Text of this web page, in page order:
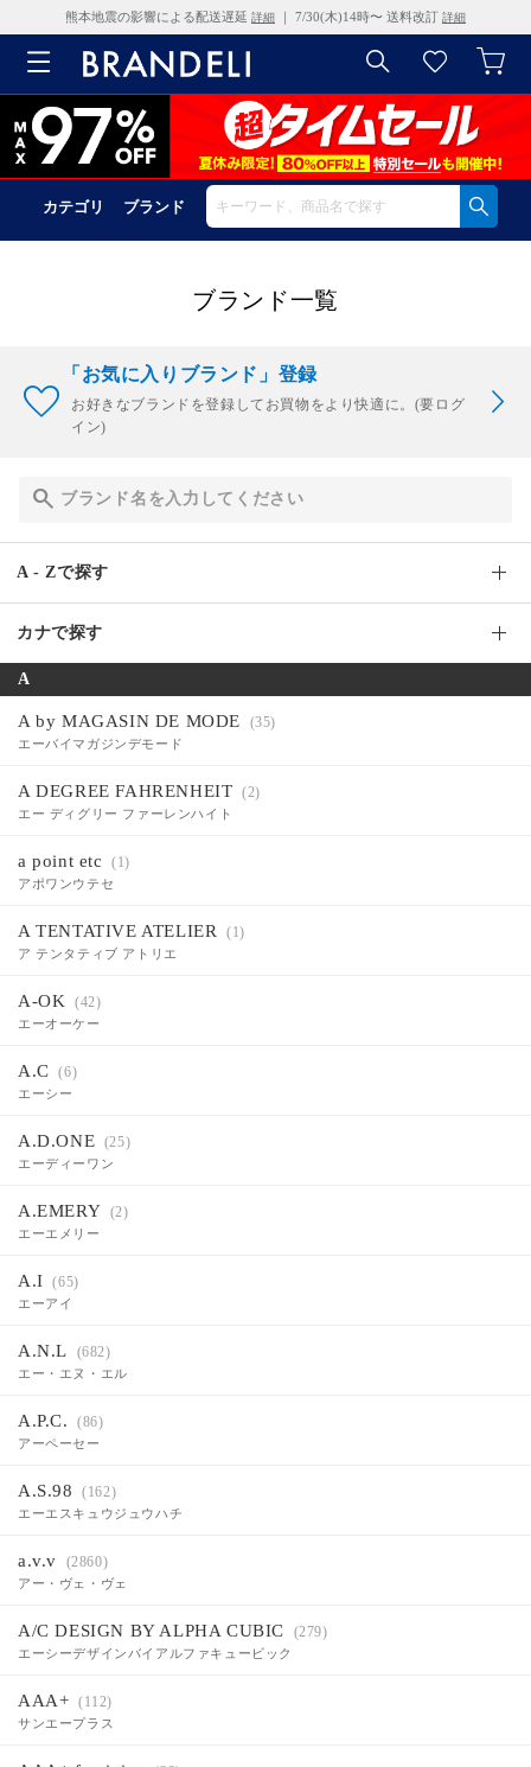
熊本地震の影響による配送遅延 詳細 ｜ 7/30(木)14時〜 送料改訂 詳細
カテゴリ ブランド
ブランド一覧
「お気に入りブランド」登録
お好きなブランドを登録してお買物をより快適に。
A - Zで探す
A B
S T U V W
カナで探す
ア行
ヤ行 ラ行 ワ行
A
A by MAGASIN DE MODE (35)
エーバイマガジンデモード
A DEGREE FAHRENHEIT (2)
エー ディグリー ファーレンハイト
a point etc (1)
アポワンウテセ
A TENTATIVE ATELIER (1)
ア テンタティブ アトリエ
A-OK (42)
エーオーケー
A.C (6)
エーシー
A.D.ONE (25)
エーディーワン
A.EMERY (2)
エーエメリー
A.I (65)
エーアイ
A.N.L (682)
エー・エヌ・エル
A.P.C. (86)
アーペーセー
A.S.98 (162)
エーエスキュウジュウハチ
a.v.v (2860)
アー・ヴェ・ヴェ
A/C DESIGN BY ALPHA CUBIC (279)
エーシーデザインバイアルファキュービック
AAA+ (112)
サンエープラス